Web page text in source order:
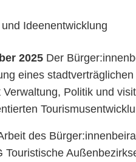
Ideenentwicklung
2025 Der
eines
Politik und
des
Touristische